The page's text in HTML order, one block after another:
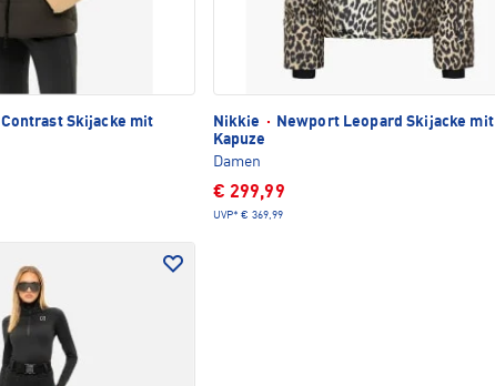
Skijacke mit
Nikkie ·
Newport Leopard Skijacke mit
Kapuze
Damen
€ 299,99
UVP* € 369,99